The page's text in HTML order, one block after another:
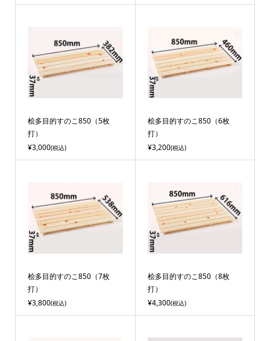
桧多目的すのこ850（5枚
打）
¥3,000(税込)
桧多目的すのこ850（6枚
打）
¥3,200(税込)
桧多目的すのこ850（7枚
打）
¥3,800(税込)
桧多目的すのこ850（8枚
打）
¥4,300(税込)